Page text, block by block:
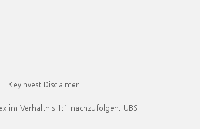
KeyInvest Disclaimer
im Verhältnis 1:1 nachzufolgen. UBS